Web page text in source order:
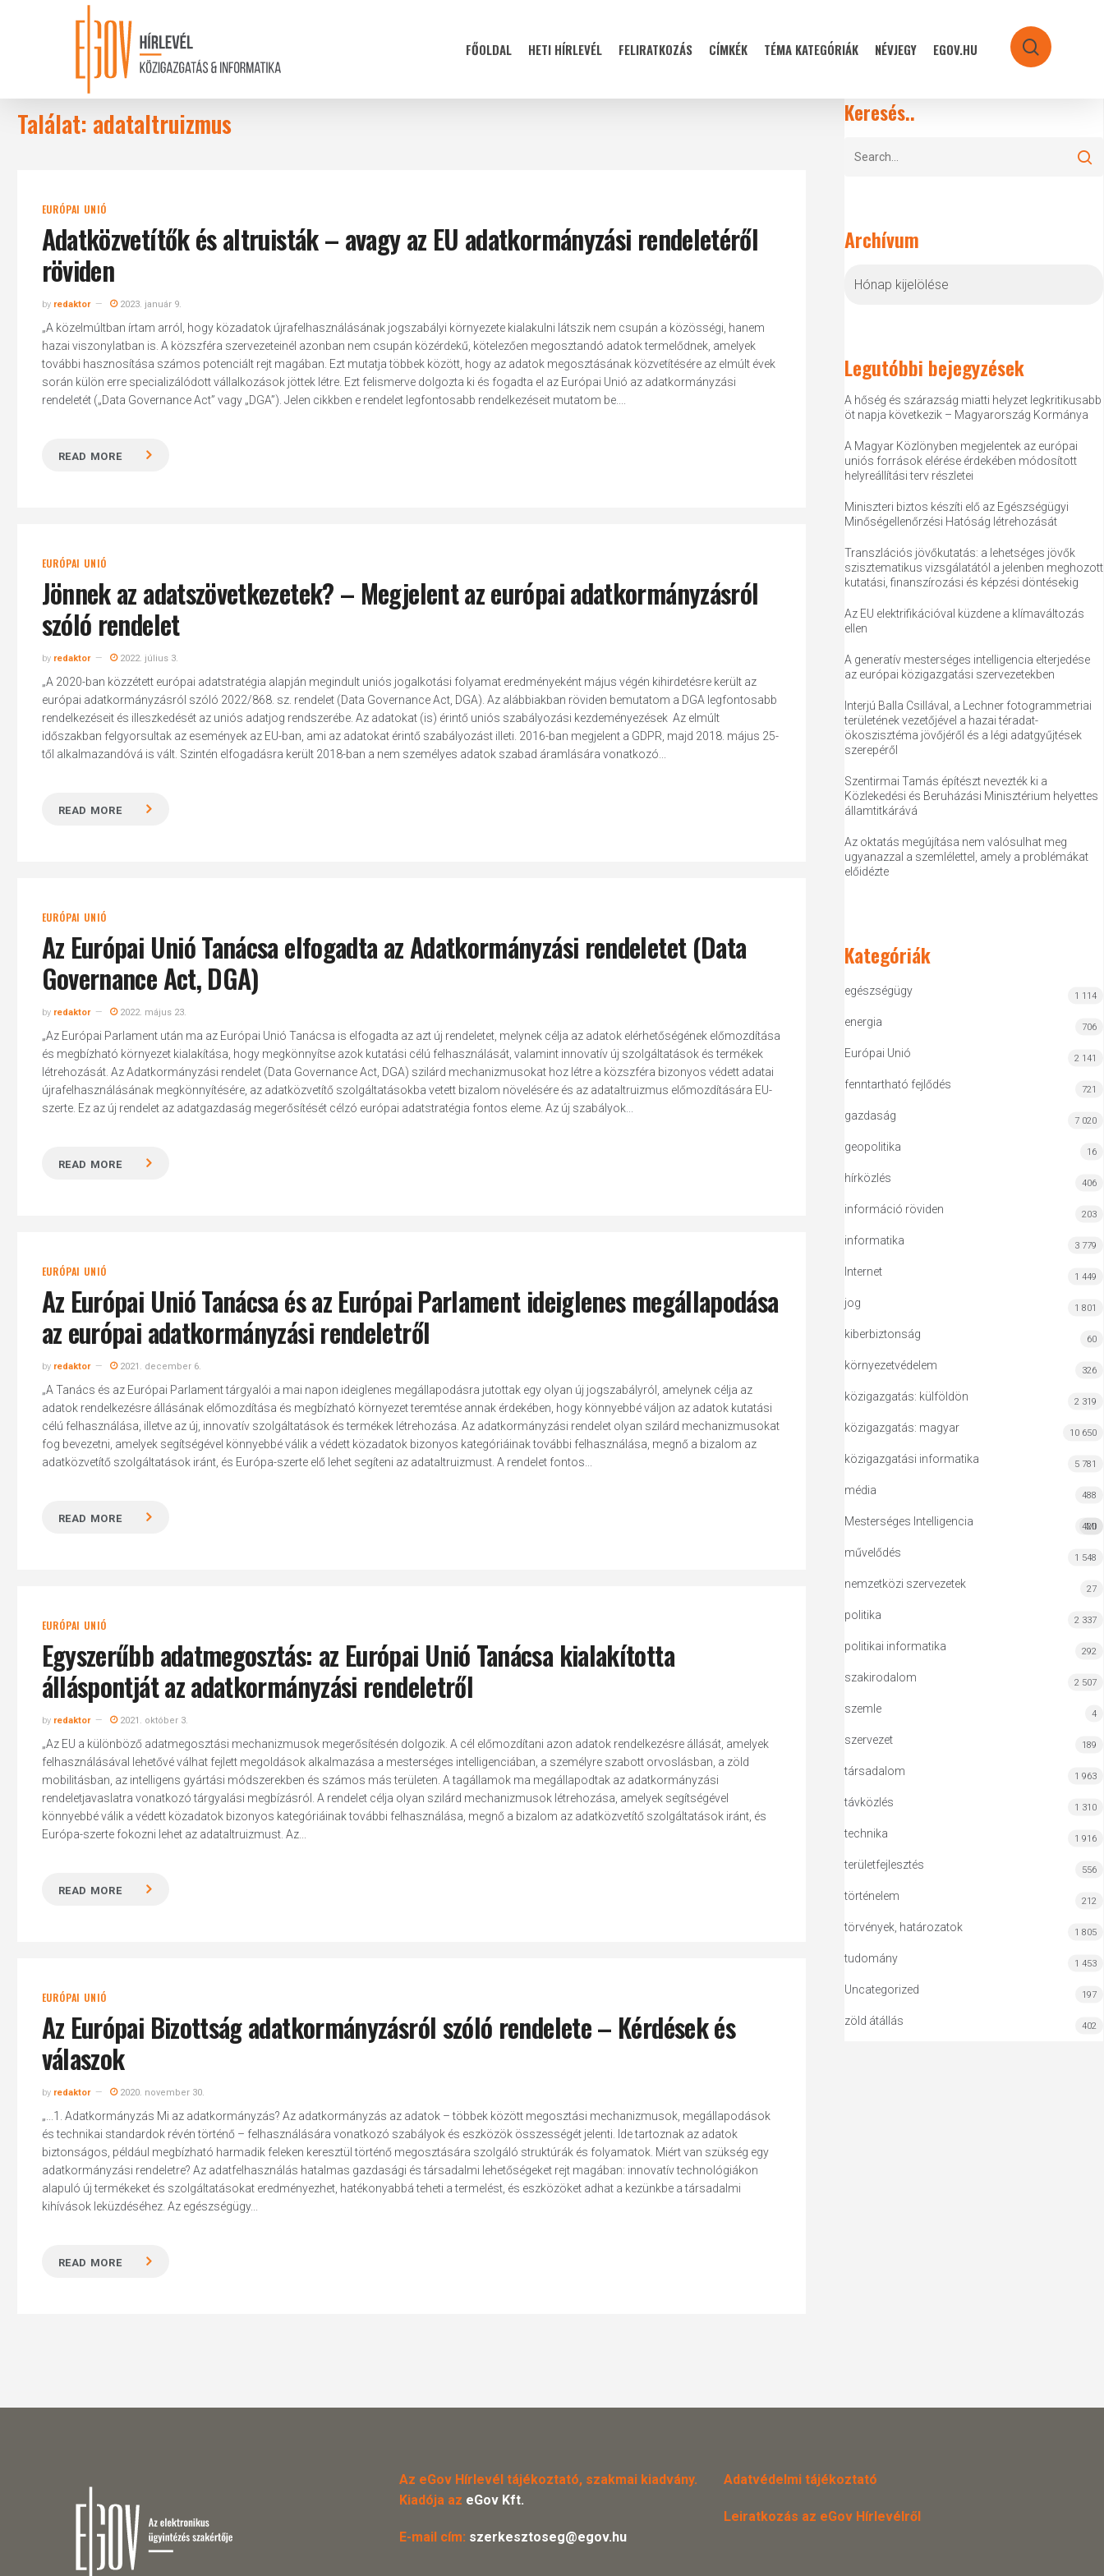
FŐOLDAL HETI HÍRLEVÉL FELIRATKOZÁS CÍMKÉK TÉMA KATEGÓRIÁK NÉVJEGY EGOV.HU search
Találat: adataltruizmus
EURÓPAI UNIÓ
Adatközvetítők és altruisták – avagy az EU adatkormányzási rendeletéről
röviden
by redaktor 2023. január 9.
„A közelmúltban írtam arról, hogy közadatok újrafelhasználásának jogszabályi környezete kialakulni látszik nem csupán a közösségi, hanem
hazai viszonylatban is. A közszféra szervezeteinél azonban nem csupán közérdekű, kötelezően megosztandó adatok termelődnek, amelyek
további hasznosítása számos potenciált rejt magában. Ezt mutatja többek között, hogy az adatok megosztásának közvetítésére az elmúlt évek
során külön erre specializálódott vállalkozások jöttek létre. Ezt felismerve dolgozta ki és fogadta el az Európai Unió az adatkormányzási
rendeletét („Data Governance Act” vagy „DGA”). Jelen cikkben e rendelet legfontosabb rendelkezéseit mutatom be....
READ MORE
EURÓPAI UNIÓ
Jönnek az adatszövetkezetek? – Megjelent az európai adatkormányzásról
szóló rendelet
by redaktor 2022. július 3.
„A 2020-ban közzétett európai adatstratégia alapján megindult uniós jogalkotási folyamat eredményeként május végén kihirdetésre került az
európai adatkormányzásról szóló 2022/868. sz. rendelet (Data Governance Act, DGA). Az alábbiakban röviden bemutatom a DGA legfontosabb
rendelkezéseit és illeszkedését az uniós adatjog rendszerébe. Az adatokat (is) érintő uniós szabályozási kezdeményezések Az elmúlt
időszakban felgyorsultak az események az EU-ban, ami az adatokat érintő szabályozást illeti. 2016-ban megjelent a GDPR, majd 2018. május 25-
től alkalmazandóvá is vált. Szintén elfogadásra került 2018-ban a nem személyes adatok szabad áramlására vonatkozó...
READ MORE
EURÓPAI UNIÓ
Az Európai Unió Tanácsa elfogadta az Adatkormányzási rendeletet (Data
Governance Act, DGA)
by redaktor 2022. május 23.
„Az Európai Parlament után ma az Európai Unió Tanácsa is elfogadta az azt új rendeletet, melynek célja az adatok elérhetőségének előmozdítása
és megbízható környezet kialakítása, hogy megkönnyítse azok kutatási célú felhasználását, valamint innovatív új szolgáltatások és termékek
létrehozását. Az Adatkormányzási rendelet (Data Governance Act, DGA) szilárd mechanizmusokat hoz létre a közszféra bizonyos védett adatai
újrafelhasználásának megkönnyítésére, az adatközvetítő szolgáltatásokba vetett bizalom növelésére és az adataltruizmus előmozdítására EU-
szerte. Ez az új rendelet az adatgazdaság megerősítését célzó európai adatstratégia fontos eleme. Az új szabályok...
READ MORE
EURÓPAI UNIÓ
Az Európai Unió Tanácsa és az Európai Parlament ideiglenes megállapodása
az európai adatkormányzási rendeletről
by redaktor 2021. december 6.
„A Tanács és az Európai Parlament tárgyalói a mai napon ideiglenes megállapodásra jutottak egy olyan új jogszabályról, amelynek célja az
adatok rendelkezésre állásának előmozdítása és megbízható környezet teremtése annak érdekében, hogy könnyebbé váljon az adatok kutatási
célú felhasználása, illetve az új, innovatív szolgáltatások és termékek létrehozása. Az adatkormányzási rendelet olyan szilárd mechanizmusokat
fog bevezetni, amelyek segítségével könnyebbé válik a védett közadatok bizonyos kategóriáinak további felhasználása, megnő a bizalom az
adatközvetítő szolgáltatások iránt, és Európa-szerte elő lehet segíteni az adataltruizmust. A rendelet fontos...
READ MORE
EURÓPAI UNIÓ
Egyszerűbb adatmegosztás: az Európai Unió Tanácsa kialakította
álláspontját az adatkormányzási rendeletről
by redaktor 2021. október 3.
„Az EU a különböző adatmegosztási mechanizmusok megerősítésén dolgozik. A cél előmozdítani azon adatok rendelkezésre állását, amelyek
felhasználásával lehetővé válhat fejlett megoldások alkalmazása a mesterséges intelligenciában, a személyre szabott orvoslásban, a zöld
mobilitásban, az intelligens gyártási módszerekben és számos más területen. A tagállamok ma megállapodtak az adatkormányzási
rendeletjavaslatra vonatkozó tárgyalási megbízásról. A rendelet célja olyan szilárd mechanizmusok létrehozása, amelyek segítségével
könnyebbé válik a védett közadatok bizonyos kategóriáinak további felhasználása, megnő a bizalom az adatközvetítő szolgáltatások iránt, és
Európa-szerte fokozni lehet az adataltruizmust. Az...
READ MORE
EURÓPAI UNIÓ
Az Európai Bizottság adatkormányzásról szóló rendelete – Kérdések és
válaszok
by redaktor 2020. november 30.
„...1. Adatkormányzás Mi az adatkormányzás? Az adatkormányzás az adatok – többek között megosztási mechanizmusok, megállapodások
és technikai standardok révén történő – felhasználására vonatkozó szabályok és eszközök összességét jelenti. Ide tartoznak az adatok
biztonságos, például megbízható harmadik feleken keresztül történő megosztására szolgáló struktúrák és folyamatok. Miért van szükség egy
adatkormányzási rendeletre? Az adatfelhasználás hatalmas gazdasági és társadalmi lehetőségeket rejt magában: innovatív technológiákon
alapuló új termékeket és szolgáltatásokat eredményezhet, hatékonyabbá teheti a termelést, és eszközöket adhat a kezünkbe a társadalmi
kihívások leküzdéséhez. Az egészségügy...
READ MORE
Keresés..
Archívum
Legutóbbi bejegyzések
A hőség és szárazság miatti helyzet legkritikusabb
öt napja következik – Magyarország Kormánya
A Magyar Közlönyben megjelentek az európai
uniós források elérése érdekében módosított
helyreállítási terv részletei
Miniszteri biztos készíti elő az Egészségügyi
Minőségellenőrzési Hatóság létrehozását
Transzlációs jövőkutatás: a lehetséges jövők
szisztematikus vizsgálatától a jelenben meghozott
kutatási, finanszírozási és képzési döntésekig
Az EU elektrifikációval küzdene a klímaváltozás
ellen
A generatív mesterséges intelligencia elterjedése
az európai közigazgatási szervezetekben
Interjú Balla Csillával, a Lechner fotogrammetriai
területének vezetőjével a hazai téradat-
ökoszisztéma jövőjéről és a légi adatgyűjtések
szerepéről
Szentirmai Tamás építészt nevezték ki a
Közlekedési és Beruházási Minisztérium helyettes
államtitkárává
Az oktatás megújítása nem valósulhat meg
ugyanazzal a szemlélettel, amely a problémákat
előidézte
Kategóriák
egészségügy 1 114
energia 706
Európai Unió 2 141
fenntartható fejlődés 721
gazdaság 7 020
geopolitika 16
hírközlés 406
információ röviden 203
informatika 3 779
Internet 1 449
jog 1 801
kiberbiztonság 60
környezetvédelem 326
közigazgatás: külföldön 2 319
közigazgatás: magyar 10 650
közigazgatási informatika 5 781
média 488
Mesterséges Intelligencia MI
420
művelődés 1 548
nemzetközi szervezetek 27
politika 2 337
politikai informatika 292
szakirodalom 2 507
szemle 4
szervezet 189
társadalom 1 963
távközlés 1 310
technika 1 916
területfejlesztés 556
történelem 212
törvények, határozatok 1 805
tudomány 1 453
Uncategorized 197
zöld átállás 402
Az eGov Hírlevél tájékoztató, szakmai kiadvány.
Kiadója az eGov Kft.
E-mail cím: szerkesztoseg@egov.hu
Adatvédelmi tájékoztató
Leiratkozás az eGov Hírlevélről